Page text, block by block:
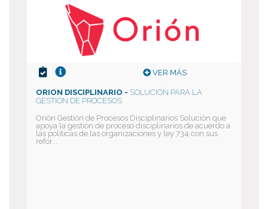
VER MÁS
ORION DISCIPLINARIO - SOLUCIÓN PARA LA
GESTIÓN DE PROCESOS
Orión Gestión de Procesos Disciplinarios Solución que
apoya la gestión de proceso disciplinarios de acuerdo a
las politicas de las organizaciones y ley 734 con sus
refor...